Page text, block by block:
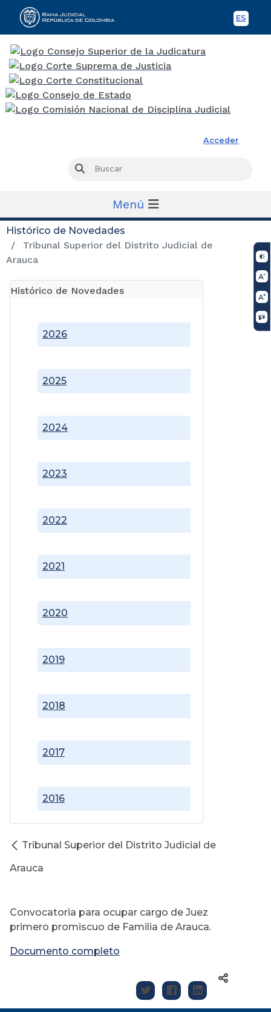
ES
Acceder
Buscar
Menú
Histórico de Novedades
Tribunal Superior del Distrito Judicial de
Arauca
Histórico de Novedades
2016
2017
2018
2019
2020
2021
2022
2023
2024
2025
2026
Tribunal Superior del Distrito Judicial de
Arauca
Convocatoria para ocupar cargo de Juez
primero promiscuo de Familia de Arauca.
Documento completo